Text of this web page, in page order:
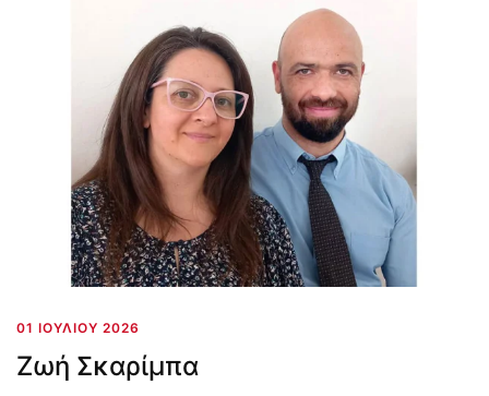
01 ΙΟΥΛΊΟΥ 2026
Ζωή Σκαρίμπα